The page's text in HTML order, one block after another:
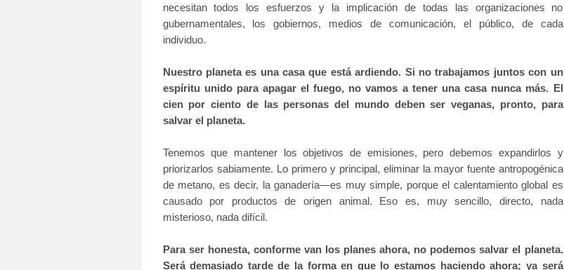
necesitan todos los esfuerzos y la implicación de todas las organizaciones no
gubernamentales, los gobiernos, medios de comunicación, el público, de cada
individuo.
Nuestro planeta es una casa que está ardiendo. Si no trabajamos juntos con un
espíritu unido para apagar el fuego, no vamos a tener una casa nunca más. El
cien por ciento de las personas del mundo deben ser veganas, pronto, para
salvar el planeta.
Tenemos que mantener los objetivos de emisiones, pero debemos expandirlos y
priorizarlos sabiamente. Lo primero y principal, eliminar la mayor fuente antropogénica
de metano, es decir, la ganadería—es muy simple, porque el calentamiento global es
causado por productos de origen animal. Eso es, muy sencillo, directo, nada
misterioso, nada difícil.
Para ser honesta, conforme van los planes ahora, no podemos salvar el planeta.
Será demasiado tarde de la forma en que lo estamos haciendo ahora; ya será